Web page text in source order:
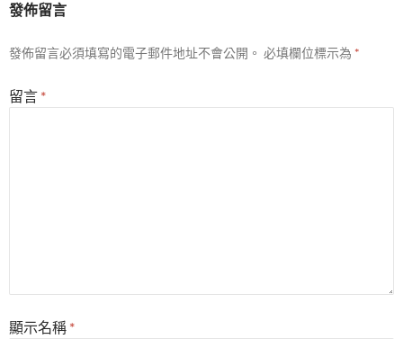
發佈留言
發佈留言必須填寫的電子郵件地址不會公開。 必填欄位標示為 *
留言 *
顯示名稱 *